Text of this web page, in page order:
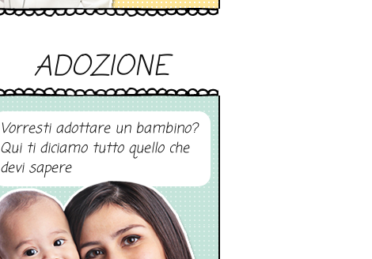
ADOZIONE
Vorresti adottare un bambino?
Qui ti diciamo tutto quello che
devi sapere